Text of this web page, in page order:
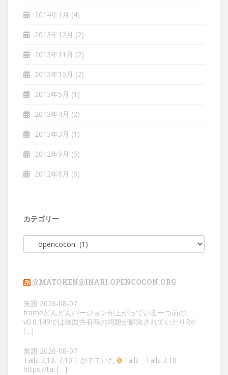
2014年1月 (4)
2013年12月 (2)
2013年11月 (2)
2013年10月 (2)
2013年5月 (1)
2013年4月 (2)
2013年3月 (1)
2012年9月 (5)
2012年8月 (6)
カテゴリー
テ
ー
@MATOKEN@INARI.OPENCOCON.ORG
無題 2026-08-07
frameどんどんバージョンが上がっている一つ前の
v0.0.149では画面共有時の問題が解決されていたりRel
[…]
無題 2026-08-07
Tails 7.10, 7.10.1 がでていた
Tails - Tails 7.10
https://tai […]